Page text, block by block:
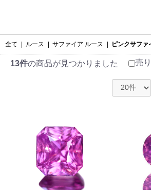
全て ルース サファイア ルース ピンクサファ
13件の商品が見つかりました 売